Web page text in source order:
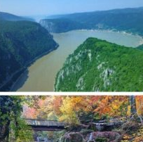
USR și UDMR pentru
politic minoritar,
de la Cotroceni